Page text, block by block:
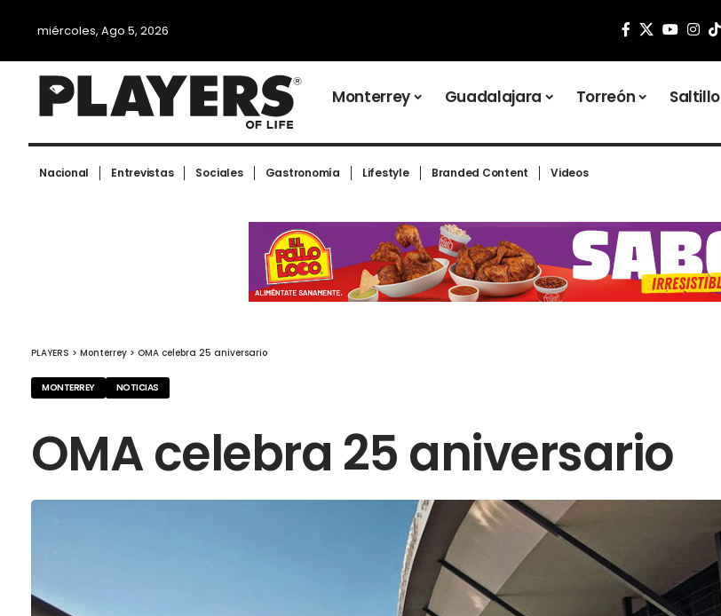
miércoles, Ago 5, 2026
Monterrey Guadalajara Torreón Saltillo
Nacional Entrevistas Sociales Gastronomía Lifestyle Branded Content Videos
PLAYERS > Monterrey > OMA celebra 25 aniversario
MONTERREY NOTICIAS
OMA celebra 25 aniversario